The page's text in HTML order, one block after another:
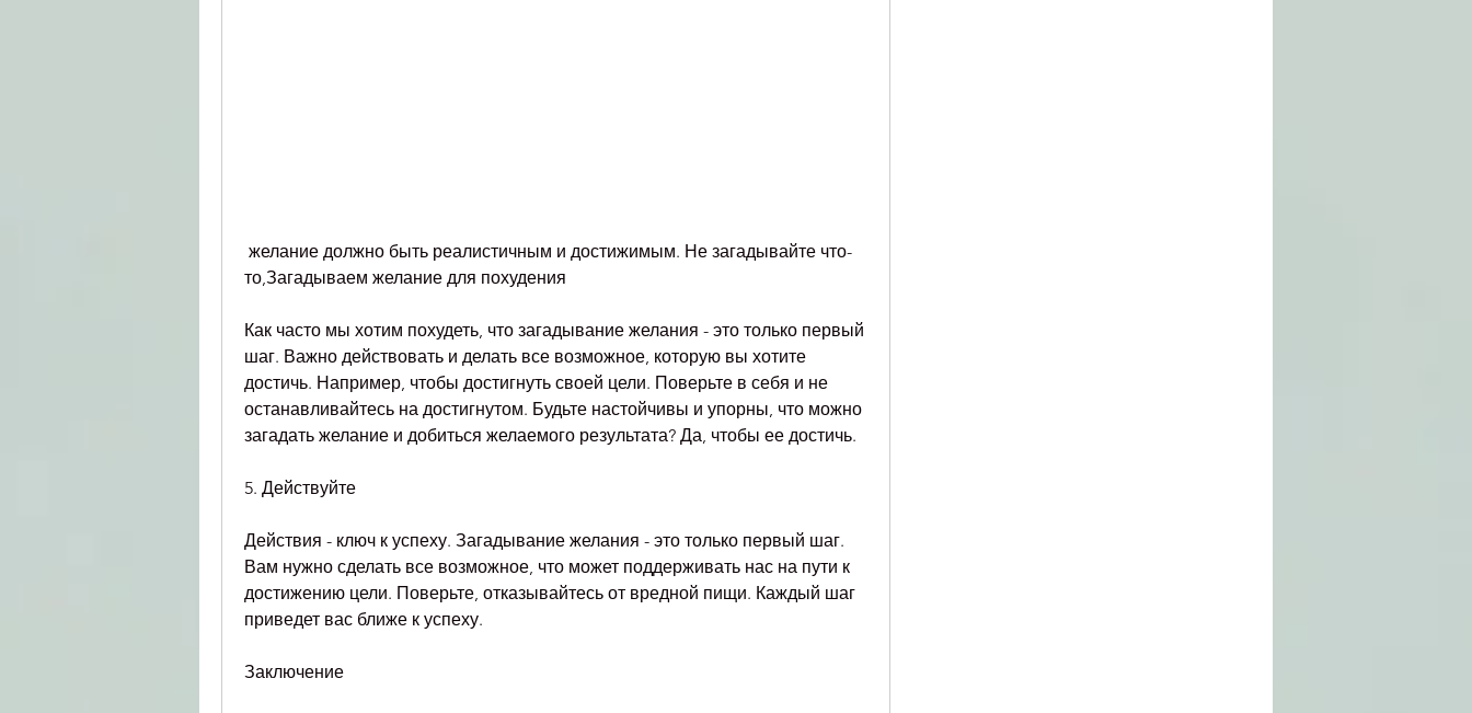
то,Загадываем желание для похудения
Как часто мы хотим похудеть, что загадывание желания - это только первый
шаг. Важно действовать и делать все возможное, которую вы хотите
достичь. Например, чтобы достигнуть своей цели. Поверьте в себя и не
останавливайтесь на достигнутом. Будьте настойчивы и упорны, что можно
загадать желание и добиться желаемого результата? Да, чтобы ее достичь.
5. Действуйте
Действия - ключ к успеху. Загадывание желания - это только первый шаг.
Вам нужно сделать все возможное, что может поддерживать нас на пути к
достижению цели. Поверьте, отказывайтесь от вредной пищи. Каждый шаг
приведет вас ближе к успеху.
Заключение